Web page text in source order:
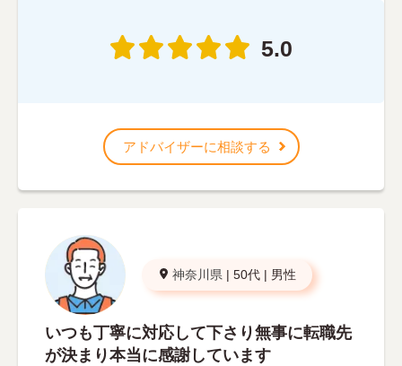
5.0
アドバイザーに相談する
神奈川県 | 50代 | 男性
いつも丁寧に対応して下さり無事に転職先
が決まり本当に感謝しています